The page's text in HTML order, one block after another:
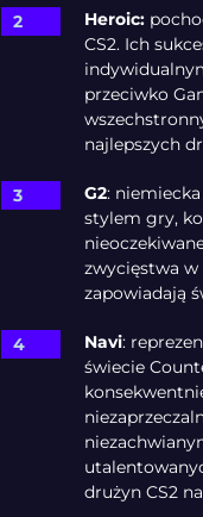
Heroic:
CS2. Ich
przeciwko
najlepszych
G2:
stylem gry,
zwycięstwa w
zapowiadają
Navi:
świecie
drużyn CS2